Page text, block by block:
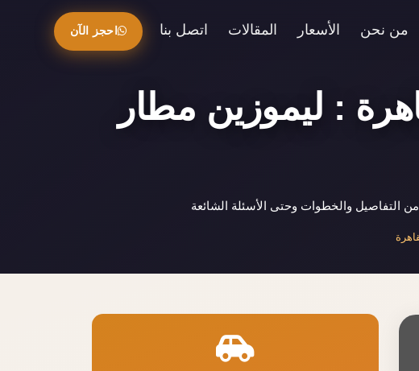
من نحن الأسعار المقالات اتصل بنا احجز الآن
: ليموزين مطار
التفاصيل والخطوات وحتى الأسئلة الشائعة